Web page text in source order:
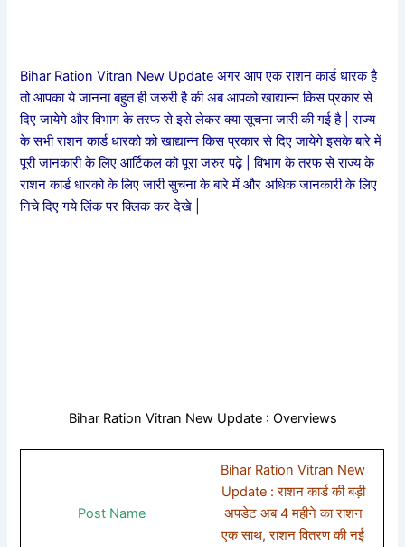
Bihar Ration Vitran New Update अगर आप एक राशन कार्ड धारक है
तो आपका ये जानना बहुत ही जरुरी है की अब आपको खाद्यान्न किस प्रकार से
दिए जायेगे और विभाग के तरफ से इसे लेकर क्या सूचना जारी की गई है | राज्य
के सभी राशन कार्ड धारको को खाद्यान्न किस प्रकार से दिए जायेगे इसके बारे में
पूरी जानकारी के लिए आर्टिकल को पूरा जरुर पढ़े | विभाग के तरफ से राज्य के
राशन कार्ड धारको के लिए जारी सुचना के बारे में और अधिक जानकारी के लिए
निचे दिए गये लिंक पर क्लिक कर देखे |
Bihar Ration Vitran New Update : Overviews
Post Name
Bihar Ration Vitran New
Update : राशन कार्ड की बड़ी
अपडेट अब 4 महीने का राशन
एक साथ, राशन वितरण की नई